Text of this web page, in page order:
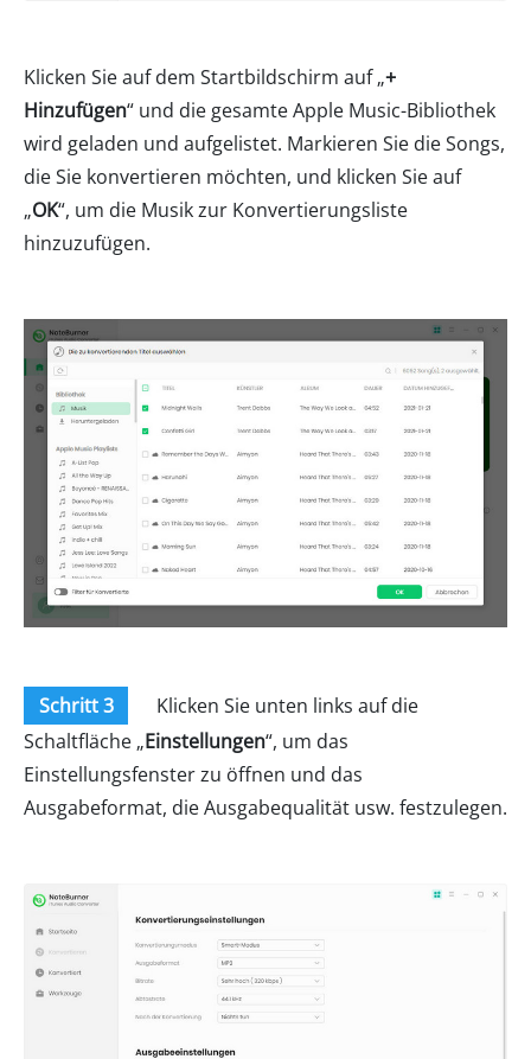
Klicken Sie auf dem Startbildschirm auf „+
Hinzufügen“ und die gesamte Apple Music-Bibliothek
wird geladen und aufgelistet. Markieren Sie die Songs,
die Sie konvertieren möchten, und klicken Sie auf
„OK“, um die Musik zur Konvertierungsliste
hinzuzufügen.
Schritt 3
Klicken Sie unten links auf die
Schaltfläche „Einstellungen“, um das
Einstellungsfenster zu öffnen und das
Ausgabeformat, die Ausgabequalität usw. festzulegen.